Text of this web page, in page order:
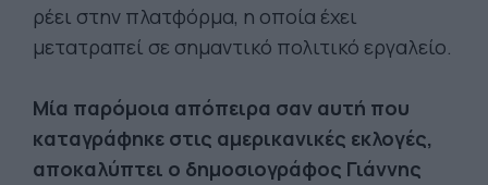
ρέει στην πλατφόρμα, η οποία έχει
μετατραπεί σε σημαντικό πολιτικό εργαλείο.
Μία παρόμοια απόπειρα σαν αυτή που
καταγράφηκε στις αμερικανικές εκλογές,
αποκαλύπτει ο δημοσιογράφος Γιάννης